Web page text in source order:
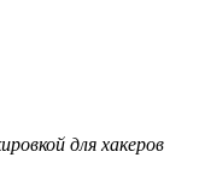
для хакеров